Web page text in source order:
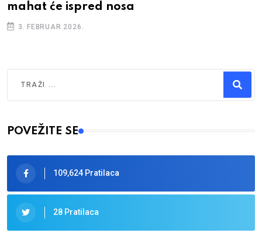
mahat će ispred nosa
3. FEBRUAR 2026.
Type 2 or more characters for results.
POVEŽITE SE
109,624 Pratilaca
28 Pratilaca